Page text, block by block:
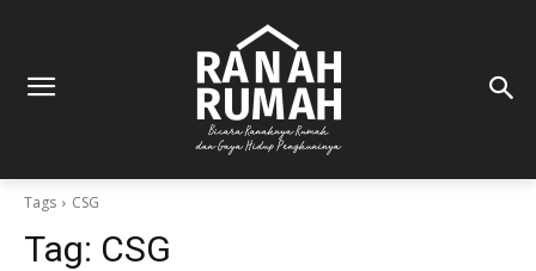
Tags CSG
Tag: CSG